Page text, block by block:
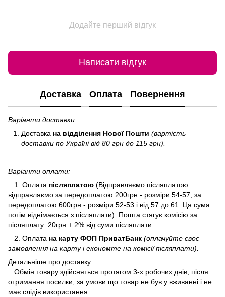
Додайте перший відгук
Написати відгук
Доставка Оплата Повернення
Варіанти доставки:
Доставка на відділення Нової Пошти (вартість
доставки по Україні від 80 грн до 115 грн).
Варіанти оплати:
1. Оплата післяплатою (Відправляємо післяплатою
відправляємо за передоплатою 200грн - розміри 54-57, за
передоплатою 600грн - розміри 52-53 і від 57 до 61. Ця сума
потім віднімається з післяплати). Пошта стягує комісію за
післяплату: 20грн + 2% від суми післяплати.
2. Оплата на карту ФОП ПриватБанк (оплачуйте своє
замовлення на карту і економте на комісії післяплати).
Детальніше про доставку
Обмін товару здійсняться протягом 3-х робочих днів, після
отримання посилки, за умови що товар не був у вживанні і не
має слідів використання.